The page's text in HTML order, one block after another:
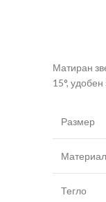
Матиран
15°,
Размер
Материал
Тегло